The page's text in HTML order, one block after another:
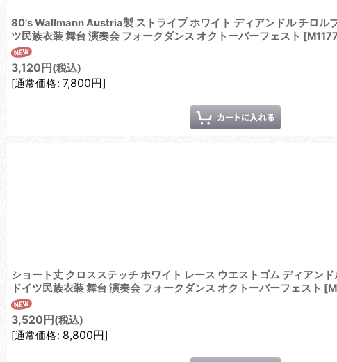
80's Wallmann Austria製 ストライプ ホワイト ディアンドル チロル
ツ民族衣装 舞台 演奏会 フォークダンス オクトーバーフェスト [
3,120 円 (税込)
[通常価格: 7,800円]
ショート丈 クロスステッチ ホワイト レース ウエストゴム ディアン
ドイツ民族衣装 舞台 演奏会 フォークダンス オクトーバーフェスト [
3,520 円 (税込)
[通常価格: 8,800円]